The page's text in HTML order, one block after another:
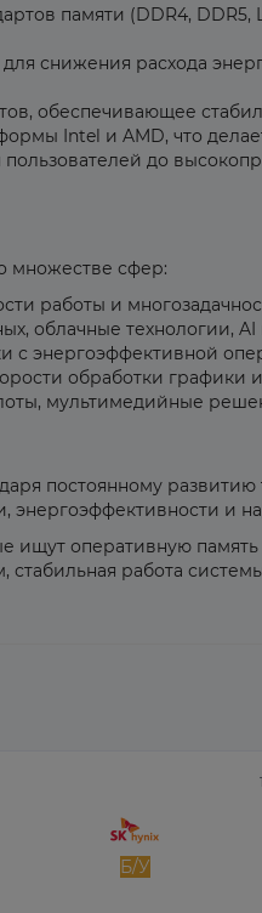
памяти (DDR4, DDR5,
снижения расхода
обеспечивающее
Intel и AMD, что
до
множестве сфер:
работы и
облачные технологии,
с энергоэффективной
обработки графики
мультимедийные
постоянному
энергоэффективности и
ищут оперативную
работа
Б/У